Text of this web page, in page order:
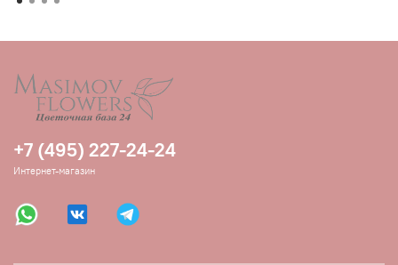
+7 (495) 227-24-24
Интернет-магазин